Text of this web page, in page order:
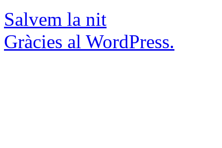
Salvem la nit
Gràcies al WordPress.